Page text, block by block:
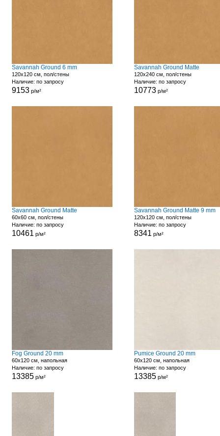
Savannah Ground 6 mm
120x120 см, пол/стены
Наличие: по запросу
9153р/м²
Savannah Ground Matte
120x240 см, пол/стены
Наличие: по запросу
10773р/м²
Savannah Ground Matte
60x60 см, пол/стены
Наличие: по запросу
10461 р/м²
Savannah Ground Matte 9 mm
120x120 см, пол/стены
Наличие: по запросу
8341 р/м²
Fog Ground 20 mm
60x120 см, напольная
Наличие: по запросу
13385р/м²
Pumice Ground 20 mm
60x120 см, напольная
Наличие: по запросу
13385р/м²